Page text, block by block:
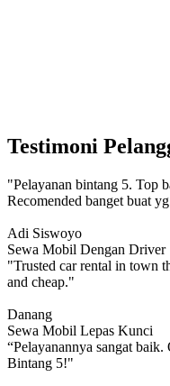
Testimoni
"Pelayanan bintang 5. Top
Recomended banget buat
Adi Siswoyo
Sewa Mobil Dengan Driver
"Trusted car rental in town
and cheap."
Danang
Sewa Mobil Lepas Kunci
“Pelayanannya sangat
Bintang 5!"